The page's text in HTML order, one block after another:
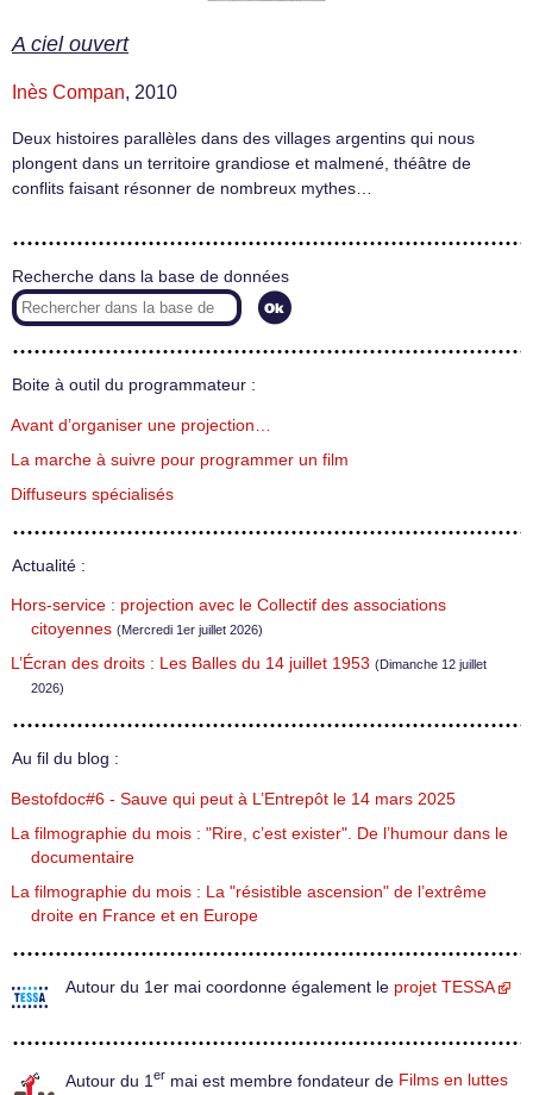
A ciel ouvert
Inès Compan, 2010
Deux histoires parallèles dans des villages argentins qui nous
plongent dans un territoire grandiose et malmené, théâtre de
conflits faisant résonner de nombreux mythes…
Recherche dans la base de données
Boite à outil du programmateur :
Avant d’organiser une projection…
La marche à suivre pour programmer un film
Diffuseurs spécialisés
Actualité :
Hors-service : projection avec le Collectif des associations
citoyennes (Mercredi 1er juillet 2026)
L’Écran des droits : Les Balles du 14 juillet 1953 (Dimanche 12 juillet
2026)
Au fil du blog :
Bestofdoc#6 - Sauve qui peut à L’Entrepôt le 14 mars 2025
La filmographie du mois : "Rire, c’est exister". De l’humour dans le
documentaire
La filmographie du mois : La "résistible ascension" de l’extrême
droite en France et en Europe
Autour du 1er mai coordonne également le projet TESSA
Autour du 1 er mai est membre fondateur de Films en luttes